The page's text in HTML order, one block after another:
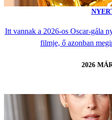
Itt vannak a 2026-os Oscar-gála
filmje, ő azonban
2026